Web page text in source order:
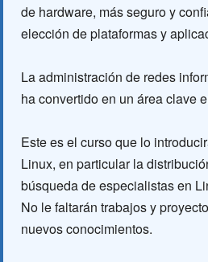
de hardware, más seguro y
elección de plataformas y
La administración de redes
ha convertido en un área clave
Este es el curso que lo
Linux, en particular la
búsqueda de especialistas en
No le faltarán trabajos y
nuevos conocimientos.